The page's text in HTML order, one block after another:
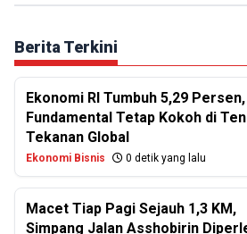
Berita Terkini
Ekonomi RI Tumbuh 5,29
Fundamental Tetap Kokoh di
Tekanan Global
Ekonomi Bisnis 0 detik yang lalu
Macet Tiap Pagi Sejauh 1,3 KM,
Simpang Jalan Asshobirin